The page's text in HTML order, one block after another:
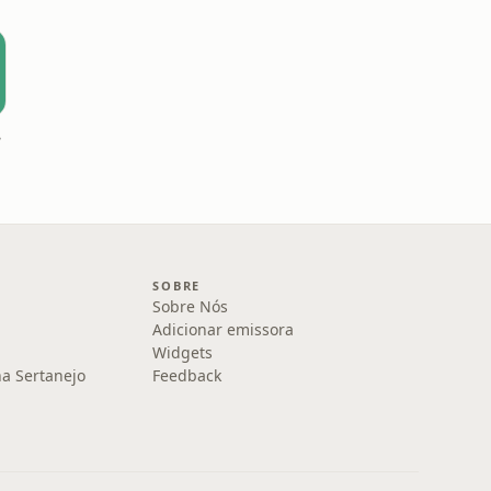
Sertanejo
SOBRE
Sobre Nós
Adicionar emissora
Widgets
Feedback